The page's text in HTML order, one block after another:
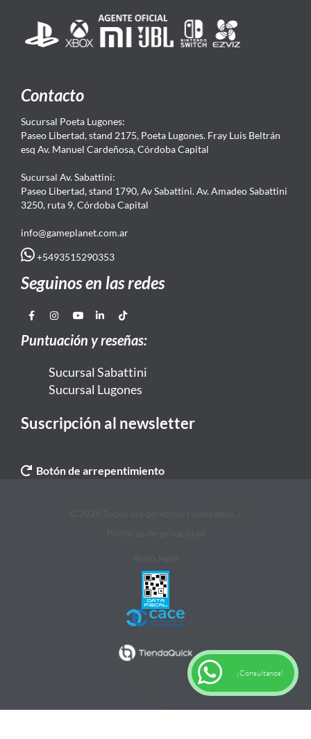
Contacto
Sucursal Poeta Lugones:
Paseo Libertad, stand 2175, Poeta Lugones. Fray Luis Beltrán
esq Av. Manuel Cardeñosa, Córdoba Capital
Sucursal Av. Sabattini:
Paseo Libertad, stand 1790, Av Sabattini. Av. Amadeo Sabattini
3250, ruta 9, Córdoba Capital
info@gameplanet.com.ar
+5493515290353
Seguinos en las redes
Puntuación y reseñas:
Sucursal Sabattini
Sucursal Lugones
Suscripción al newsletter
Botón de arrepentimiento
¡Consultanos!